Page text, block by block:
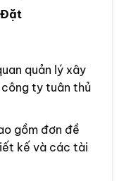
Đặt
quản lý xây
ty tuân thủ
gồm đơn đề
kế và các tài